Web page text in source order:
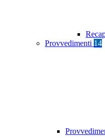
Provvedimenti 14